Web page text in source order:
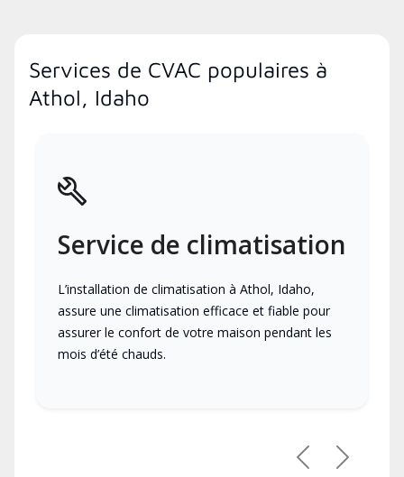
Services de CVAC populaires à
Athol, Idaho
Service de climatisation
L’installation de climatisation à Athol, Idaho,
assure une climatisation efficace et fiable pour
assurer le confort de votre maison pendant les
mois d’été chauds.
PrécédentSuivant